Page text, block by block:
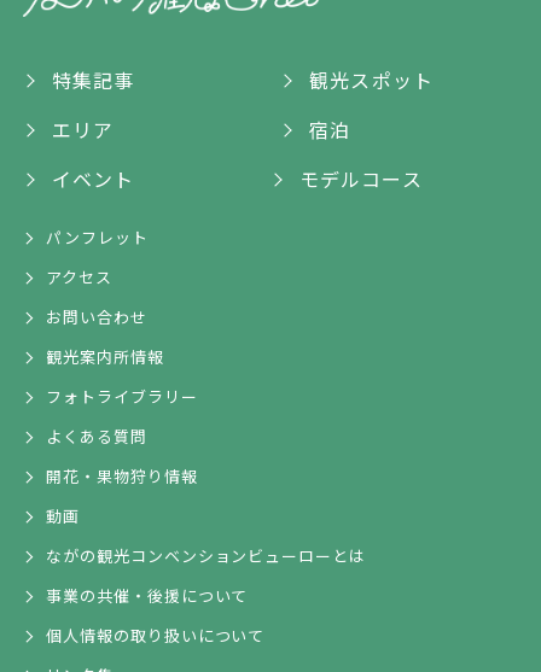
特集記事
観光スポット
エリア
宿泊
イベント
モデルコース
パンフレット
アクセス
お問い合わせ
観光案内所情報
フォトライブラリー
よくある質問
開花・果物狩り情報
動画
ながの観光コンベンションビューローとは
事業の共催・後援について
個人情報の取り扱いについて